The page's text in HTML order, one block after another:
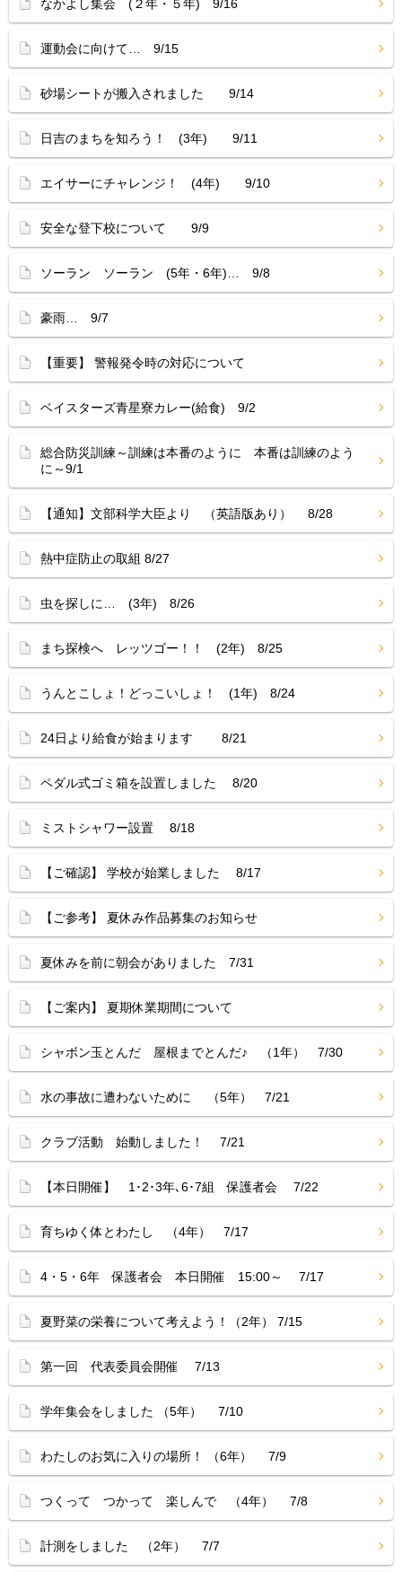
なかよし集会 (２年・５年) 9/16
運動会に向けて… 9/15
砂場シートが搬入されました 9/14
日吉のまちを知ろう！ (3年) 9/11
エイサーにチャレンジ！ (4年) 9/10
安全な登下校について 9/9
ソーラン ソーラン (5年・6年)… 9/8
豪雨… 9/7
【重要】 警報発令時の対応について
ベイスターズ青星寮カレー(給食) 9/2
総合防災訓練～訓練は本番のように 本番は訓練のよう
に～9/1
【通知】文部科学大臣より （英語版あり） 8/28
熱中症防止の取組 8/27
虫を探しに… (3年) 8/26
まち探検へ レッツゴー！！ (2年) 8/25
うんとこしょ！どっこいしょ！ (1年) 8/24
24日より給食が始まります 8/21
ペダル式ゴミ箱を設置しました 8/20
ミストシャワー設置 8/18
【ご確認】 学校が始業しました 8/17
【ご参考】 夏休み作品募集のお知らせ
夏休みを前に朝会がありました 7/31
【ご案内】 夏期休業期間について
シャボン玉とんだ 屋根までとんだ♪ （1年） 7/30
水の事故に遭わないために （5年） 7/21
クラブ活動 始動しました！ 7/21
【本日開催】 1･2･3年､6･7組 保護者会 7/22
育ちゆく体とわたし （4年） 7/17
4・5・6年 保護者会 本日開催 15:00～ 7/17
夏野菜の栄養について考えよう！（2年） 7/15
第一回 代表委員会開催 7/13
学年集会をしました （5年） 7/10
わたしのお気に入りの場所！ （6年） 7/9
つくって つかって 楽しんで （4年） 7/8
計測をしました （2年） 7/7